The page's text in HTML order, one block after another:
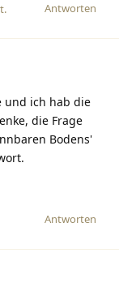
Antworten
und ich hab die
die Frage
Bodens'
Antworten